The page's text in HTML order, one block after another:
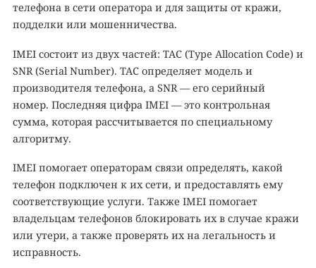
телефона в сети оператора и для защиты от кражи,
подделки или мошенничества.
IMEI состоит из двух частей: TAC (Type Allocation Code) и
SNR (Serial Number). TAC определяет модель и
производителя телефона, а SNR — его серийный
номер. Последняя цифра IMEI — это контрольная
сумма, которая рассчитывается по специальному
алгоритму.
IMEI помогает операторам связи определять, какой
телефон подключен к их сети, и предоставлять ему
соответствующие услуги. Также IMEI помогает
владельцам телефонов блокировать их в случае кражи
или утери, а также проверять их на легальность и
исправность.